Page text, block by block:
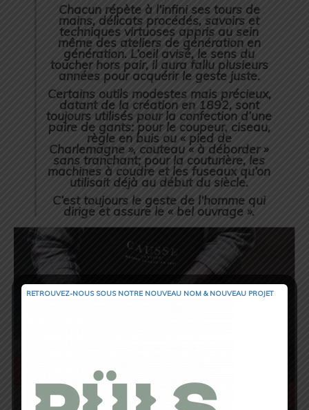
Chacun répète à l’infini ses tours de
mains, délicats procédés, savoirs et
techniques virtuoses appris au sein
même des ateliers de génération en
génération. L’oeil avisé, le sens du
toucher hors pair, il aura fallu plusieurs
années pour acquérir le geste juste.
Certains outils modestes mais précieux,
datant de la création en 1892, sont
toujours utilisés pour la confection d’une
paire de gants: pour le coupeur, ciseau,
règle en buis ou « pied de
Charlemagne », couteau « à déborder »
sans tranchant; pour la couturière, les
machines à coudre et les fuseaux qu’on
utilisait déjà au début du siècle.
C’est toujours le geste de l’homme qui
dirige et assure le « bel ouvrage ».
RETROUVEZ-NOUS SOUS NOTRE NOUVEAU NOM & NOUVEAU PROJET